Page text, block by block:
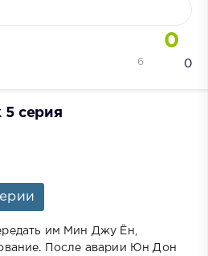
0
0
6
серия
им Мин Джу Ён,
После аварии Юн Дон